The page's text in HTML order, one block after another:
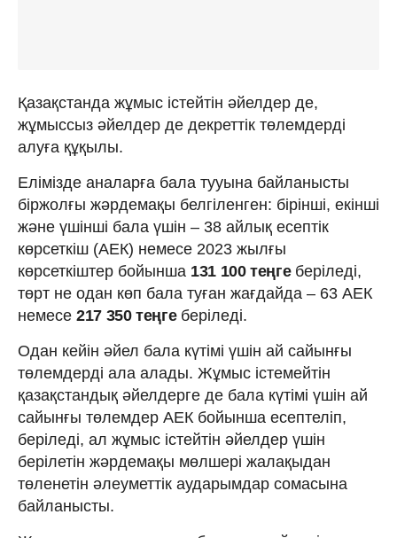
Қазақстанда жұмыс істейтін әйелдер де,
жұмыссыз әйелдер де декреттік төлемдерді
алуға құқылы.
Елімізде аналарға бала тууына байланысты
біржолғы жәрдемақы белгіленген: бірінші, екінші
және үшінші бала үшін – 38 айлық есептік
көрсеткіш (АЕК) немесе 2023 жылғы
көрсеткіштер бойынша 131 100 теңге беріледі,
төрт не одан көп бала туған жағдайда – 63 АЕК
немесе 217 350 теңгеберіледі.
Одан кейін әйел бала күтімі үшін ай сайынғы
төлемдерді ала алады. Жұмыс істемейтін
қазақстандық әйелдерге де бала күтімі үшін ай
сайынғы төлемдер АЕК бойынша есептеліп,
беріледі, ал жұмыс істейтін әйелдер үшін
берілетін жәрдемақы мөлшері жалақыдан
төленетін әлеуметтік аударымдар сомасына
байланысты.